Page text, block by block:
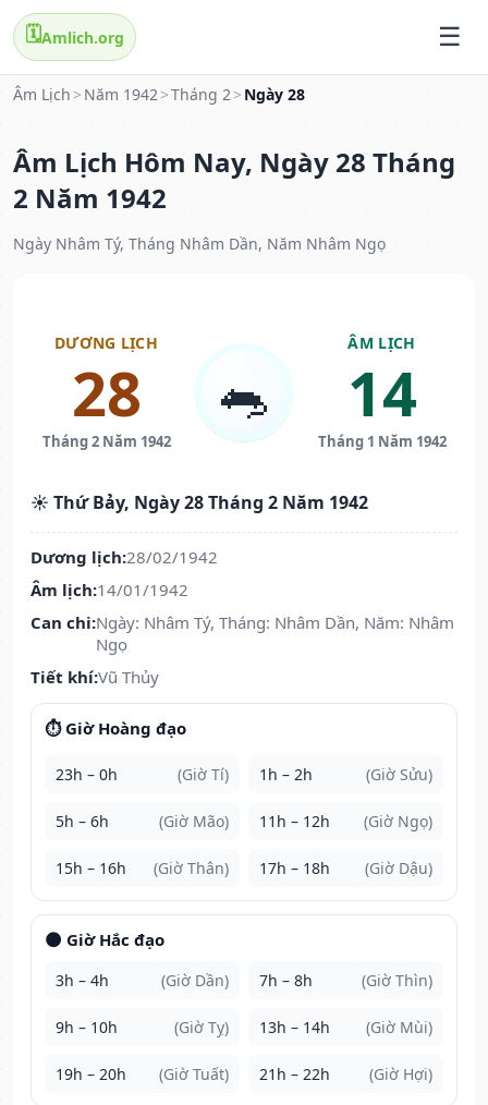
🗓️Amlich.org
Âm Lịch > Năm 1942>Tháng 2> Ngày 28
Âm Lịch Hôm Nay, Ngày 28 Tháng
2 Năm 1942
Ngày Nhâm Tý, Tháng Nhâm Dần, Năm Nhâm Ngọ
DƯƠNG LỊCH
28
Tháng 2 Năm 1942
🐀
ÂM LỊCH
14
Tháng 1 Năm 1942
☀️ Thứ Bảy, Ngày 28 Tháng 2 Năm 1942
Dương lịch:28/02/1942
Âm lịch:14/01/1942
Can chi:Ngày: Nhâm Tý, Tháng: Nhâm Dần, Năm: Nhâm
Ngọ
Tiết khí:Vũ Thủy
⏱️ Giờ Hoàng đạo
23h – 0h (Giờ Tí) 1h – 2h (Giờ Sửu)
5h – 6h (Giờ Mão) 11h – 12h (Giờ Ngọ)
15h – 16h (Giờ Thân) 17h – 18h (Giờ Dậu)
🌑 Giờ Hắc đạo
3h – 4h (Giờ Dần) 7h – 8h (Giờ Thìn)
9h – 10h (Giờ Tỵ) 13h – 14h (Giờ Mùi)
19h – 20h (Giờ Tuất) 21h – 22h (Giờ Hợi)